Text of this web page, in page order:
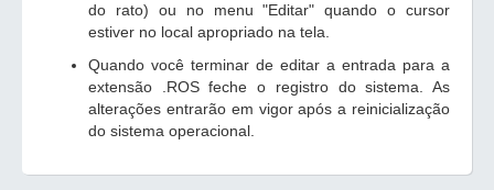
do rato) ou no menu "Editar" quando o cursor
estiver no local apropriado na tela.
Quando você terminar de editar a entrada para a
extensão .ROS feche o registro do sistema. As
alterações entrarão em vigor após a reinicialização
do sistema operacional.